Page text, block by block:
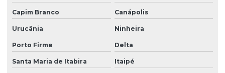
Capim Branco Canápolis
Urucânia Ninheira
Porto Firme Delta
Santa Maria de Itabira Itaipé